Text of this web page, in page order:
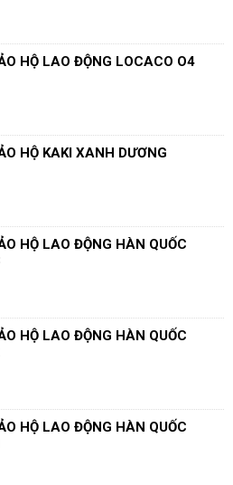
HỘ LAO ĐỘNG LOCACO O4
HỘ KAKI XANH DƯƠNG
HỘ LAO ĐỘNG HÀN QUỐC
HỘ LAO ĐỘNG HÀN QUỐC
HỘ LAO ĐỘNG HÀN QUỐC